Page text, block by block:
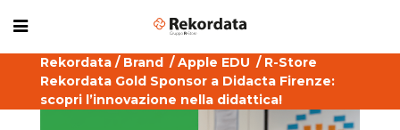
Rekordata / Brand /Apple EDU / R-Store
Rekordata Gold Sponsor a Didacta Firenze:
scopri l’innovazione nella didattica!